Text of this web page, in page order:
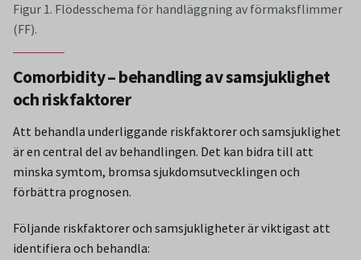
Figur 1. Flödesschema för handläggning av förmaksflimmer
(FF).
Comorbidity – behandling av samsjuklighet
och riskfaktorer
Att behandla underliggande riskfaktorer och samsjuklighet
är en central del av behandlingen. Det kan bidra till att
minska symtom, bromsa sjukdomsutvecklingen och
förbättra prognosen.
Följande riskfaktorer och samsjukligheter är viktigast att
identifiera och behandla: